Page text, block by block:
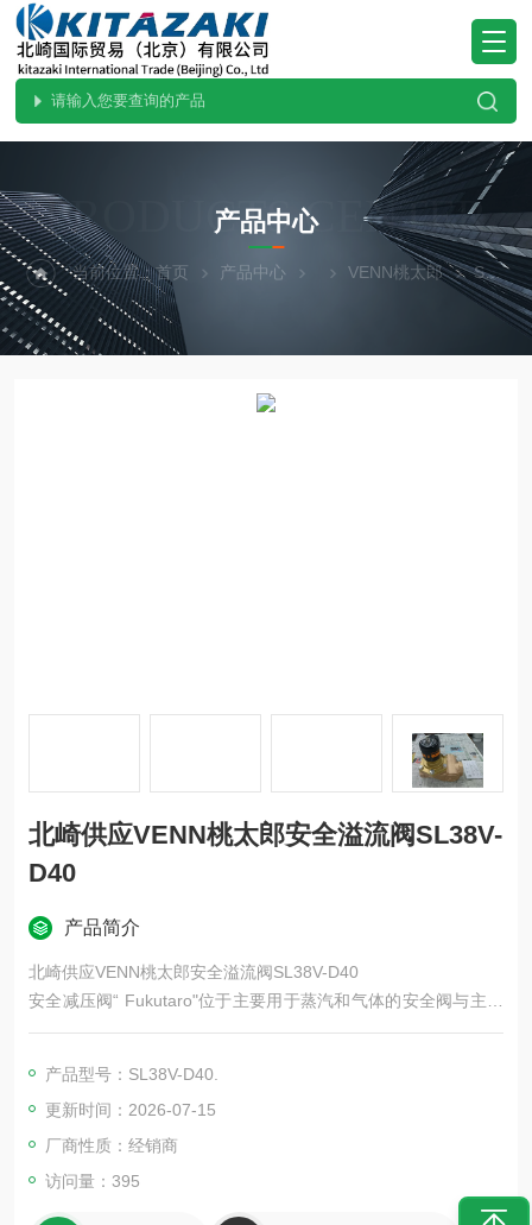
PRODUCTS CENTER
产品中心
当前位置：首页 产品中心 VENN桃太郎 SL38V-D40.北崎供应VENN桃太郎安全溢流阀SL38V-D40
北崎供应VENN桃太郎安全溢流阀SL38V-
D40
产品简介
北崎供应VENN桃太郎安全溢流阀SL38V-D40
安全减压阀“ Fukutaro"位于主要用于蒸汽和气体的安全阀与主要
用于液体的安全阀之间。
产品型号：SL38V-D40.
更新时间：2026-07-15
厂商性质：经销商
访问量：395